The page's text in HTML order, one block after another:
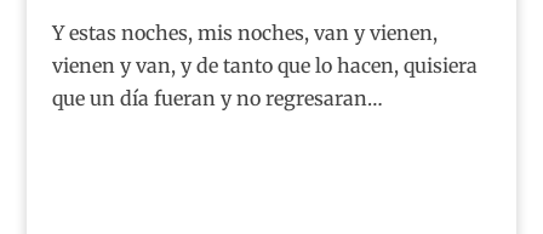
Y estas noches, mis noches, van y vienen,
vienen y van, y de tanto que lo hacen, quisiera
que un día fueran y no regresaran…